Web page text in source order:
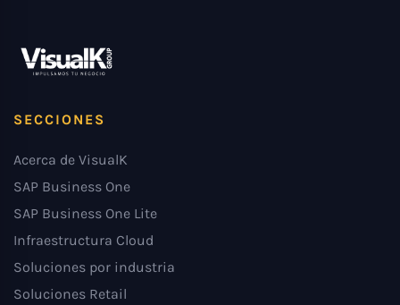
SECCIONES
Acerca de VisualK
SAP Business One
SAP Business One Lite
Infraestructura Cloud
Soluciones por industria
Soluciones Retail